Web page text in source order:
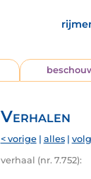
Verhalen
< vorige| alles|
verhaal (nr. 7.752):